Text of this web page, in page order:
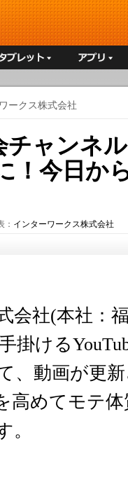
ークス株式会社
チャンネ
！今日か
： インターワークス株式会社
会社(本社：
掛ける
、動画が更
高めてモテ
。